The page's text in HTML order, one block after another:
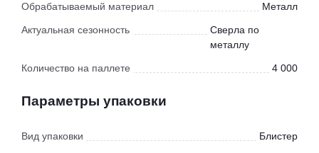
Обрабатываемый материал Металл
Актуальная сезонность
Сверла по
металлу
Количество на паллете 4 000
Параметры упаковки
Вид упаковки Блистер